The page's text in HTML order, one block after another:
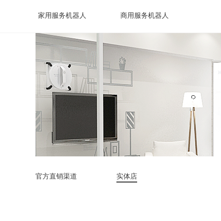
家用服务机器人 商用服务机器人
官方直销渠道 实体店